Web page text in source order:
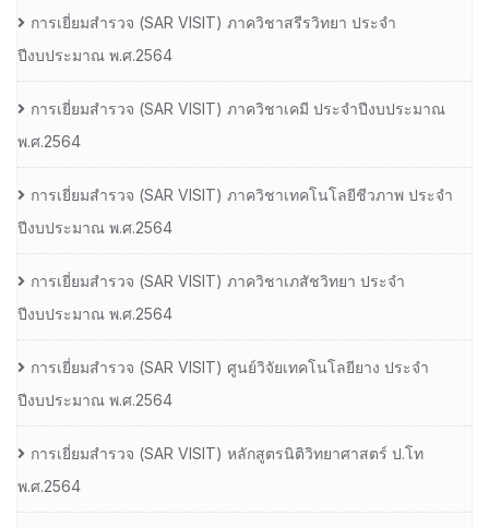
การเยี่ยมสํารวจ (SAR VISIT) ภาควิชาสรีรวิทยา ประจํา
ปีงบประมาณ พ.ศ.2564
การเยี่ยมสํารวจ (SAR VISIT) ภาควิชาเคมี ประจําปีงบประมาณ
พ.ศ.2564
การเยี่ยมสํารวจ (SAR VISIT) ภาควิชาเทคโนโลยีชีวภาพ ประจํา
ปีงบประมาณ พ.ศ.2564
การเยี่ยมสํารวจ (SAR VISIT) ภาควิชาเภสัชวิทยา ประจํา
ปีงบประมาณ พ.ศ.2564
การเยี่ยมสํารวจ (SAR VISIT) ศูนย์วิจัยเทคโนโลยียาง ประจํา
ปีงบประมาณ พ.ศ.2564
การเยี่ยมสํารวจ (SAR VISIT) หลักสูตรนิติวิทยาศาสตร์ ป.โท
พ.ศ.2564